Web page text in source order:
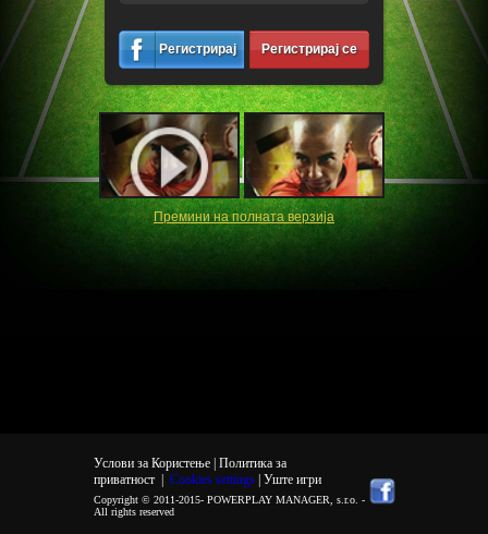
Регистрирај
се
Регистрирај се
Премини на полната верзија
Услови за Користење | Политика за
приватност| Cookies settings | Уште игри
Copyright © 2011-2015- POWERPLAY MANAGER, s.r.o. -
All rights reserved